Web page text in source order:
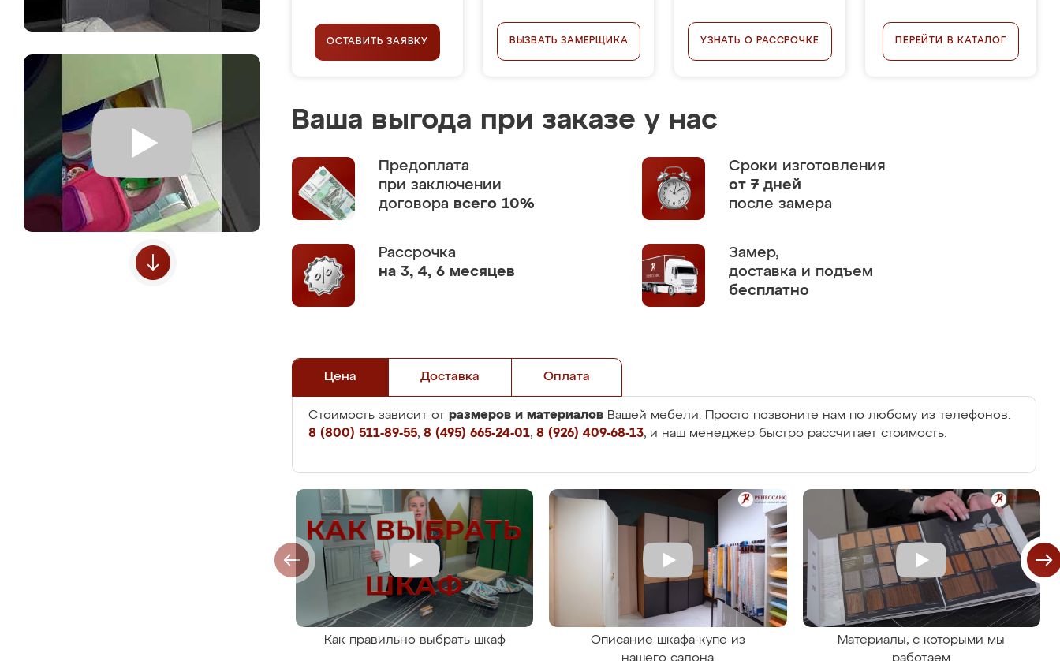
ОСТАВИТЬ ЗАЯВКУ ВЫЗВАТЬ ЗАМЕРЩИКА УЗНАТЬ О РАССРОЧКЕ ПЕРЕЙТИ В КАТАЛОГ
Ваша выгода при заказе у нас
Предоплата
при заключении
договора всего 10%
Сроки изготовления
от 7 дней
после замера
Рассрочка
на 3, 4, 6 месяцев
Замер,
доставка и подъем
бесплатно
Цена Доставка Оплата
Стоимость зависит от размеров и материалов Вашей мебели. Просто позвоните нам по любому из телефонов:
8 (800) 511-89-55, 8 (495) 665-24-01, 8 (926) 409-68-13, и наш менеджер быстро рассчитает стоимость.
Как правильно выбрать шкаф
Описание шкафа-купе из
Материалы, с которыми мы